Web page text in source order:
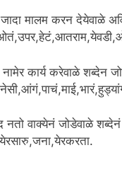
जादा मालम करन देयेवाळे
कार्य करेवाळे शब्देन
नतो वाक्येनं जोडेवाळे